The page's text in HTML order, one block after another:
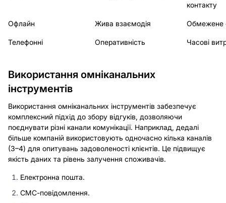
контакту
Офлайн Жива взаємодія Обмежене
Телефонні Оперативність Часові
Використання омніканальних
інструментів
Використання омніканальних інструментів забезпечує
комплексний підхід до збору відгуків, дозволяючи
поєднувати різні канали комунікації. Наприклад, дедалі
більше компаній використовують одночасно кілька каналів
(3–4) для опитувань задоволеності клієнтів. Це підвищує
якість даних та рівень залучення споживачів.
Електронна пошта.
СМС-повідомлення.